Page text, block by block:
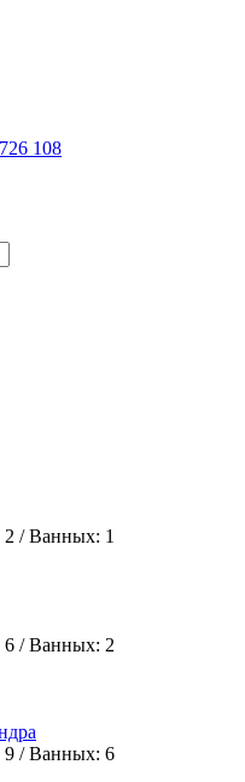
108
2 /Ванных: 1
6 /Ванных: 2
9 /Ванных: 6